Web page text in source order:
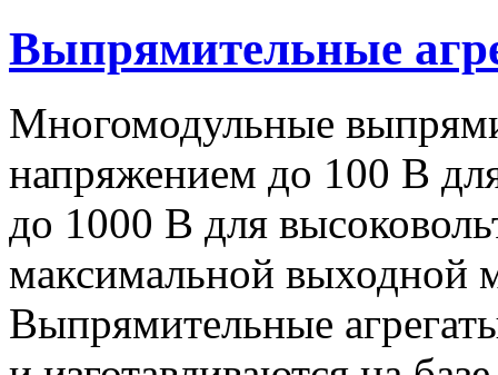
Выпрямительные
Многомодульные
напряжением до 100 В
до 1000 В для
максимальной
Выпрямительные